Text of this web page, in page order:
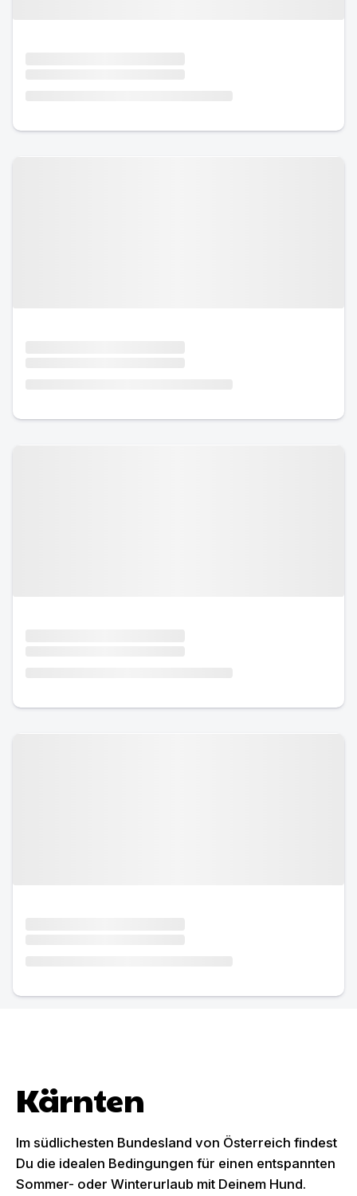
Kärnten
Im südlichesten Bundesland von Österreich findest
Du die idealen Bedingungen für einen entspannten
Sommer- oder Winterurlaub mit Deinem Hund.